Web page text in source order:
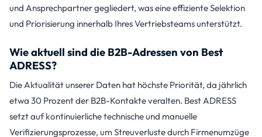
und Ansprechpartner gegliedert, was eine effiziente Selektion
und Priorisierung innerhalb Ihres Vertriebsteams unterstützt.
Wie aktuell sind die B2B-Adressen von Best
ADRESS?
Die Aktualität unserer Daten hat höchste Priorität, da jährlich
etwa 30 Prozent der B2B-Kontakte veralten. Best ADRESS
setzt auf kontinuierliche technische und manuelle
Verifizierungsprozesse, um Streuverluste durch Firmenumzüge